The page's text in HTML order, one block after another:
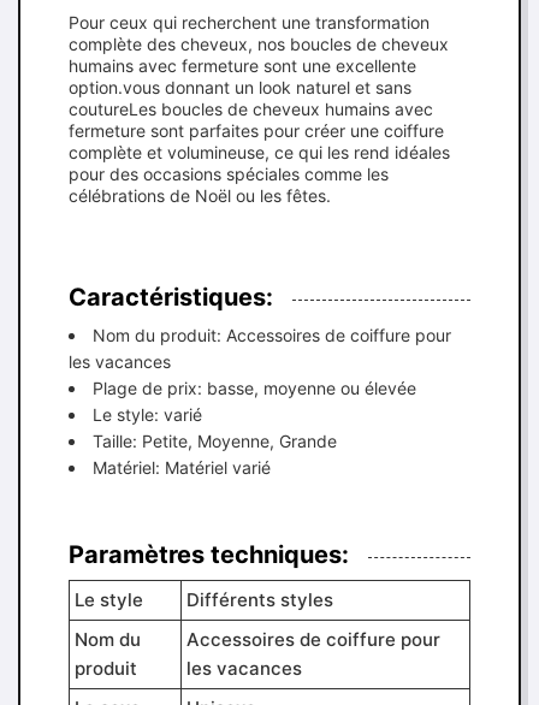
Pour ceux qui recherchent une transformation
complète des cheveux, nos boucles de cheveux
humains avec fermeture sont une excellente
option.vous donnant un look naturel et sans
coutureLes boucles de cheveux humains avec
fermeture sont parfaites pour créer une coiffure
complète et volumineuse, ce qui les rend idéales
pour des occasions spéciales comme les
célébrations de Noël ou les fêtes.
Caractéristiques:
Nom du produit: Accessoires de coiffure pour
les vacances
Plage de prix: basse, moyenne ou élevée
Le style: varié
Taille: Petite, Moyenne, Grande
Matériel: Matériel varié
Paramètres techniques:
Le style
Différents styles
Nom du
produit
Accessoires de coiffure pour
les vacances